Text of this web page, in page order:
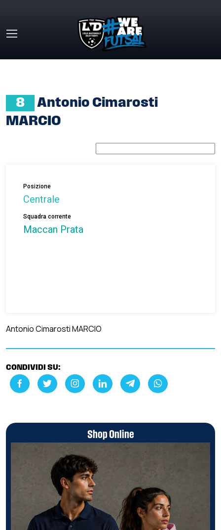
8
Antonio Cimarosti
MARCIO
Posizione
Centrale
Squadra corrente
Maccan Prata
Antonio Cimarosti MARCIO
CONDIVIDI SU:
Shop Online